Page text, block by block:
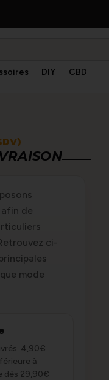
DIY CBD
de
ci-
mode
4,90€
à
dès 29,90€